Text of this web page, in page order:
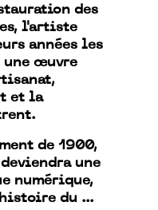
des
l'artiste
années les
une œuvre
et la
de 1900,
une
numérique,
du ...